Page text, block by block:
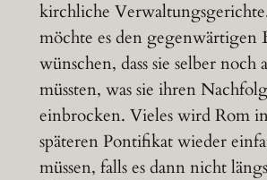
kirchliche
möchte es den gegenwärtigen
wünschen, dass sie selber noch
müssten, was sie ihren
einbrocken. Vieles wird Rom
späteren Pontifikat wieder
müssen, falls es dann nicht